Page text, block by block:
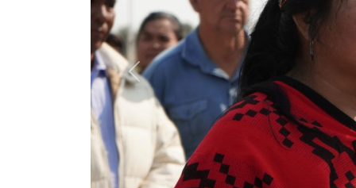
Previous